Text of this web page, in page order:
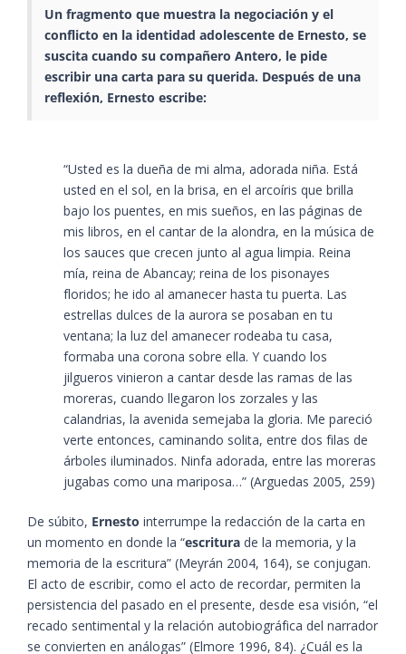
Un fragmento que muestra la negociación y el
conflicto en la identidad adolescente de Ernesto, se
suscita cuando su compañero Antero, le pide
escribir una carta para su querida. Después de una
reflexión, Ernesto escribe:
“Usted es la dueña de mi alma, adorada niña. Está
usted en el sol, en la brisa, en el arcoíris que brilla
bajo los puentes, en mis sueños, en las páginas de
mis libros, en el cantar de la alondra, en la música de
los sauces que crecen junto al agua limpia. Reina
mía, reina de Abancay; reina de los pisonayes
floridos; he ido al amanecer hasta tu puerta. Las
estrellas dulces de la aurora se posaban en tu
ventana; la luz del amanecer rodeaba tu casa,
formaba una corona sobre ella. Y cuando los
jilgueros vinieron a cantar desde las ramas de las
moreras, cuando llegaron los zorzales y las
calandrias, la avenida semejaba la gloria. Me pareció
verte entonces, caminando solita, entre dos filas de
árboles iluminados. Ninfa adorada, entre las moreras
jugabas como una mariposa…” ​(Arguedas 2005, 259)​
De súbito, Ernesto interrumpe la redacción de la carta en
un momento en donde la “escritura de la memoria, y la
memoria de la escritura”​ (Meyrán 2004, 164)​, se conjugan.
El acto de escribir, como el acto de recordar, permiten la
persistencia del pasado en el presente, desde esa visión, “el
recado sentimental y la relación autobiográfica del narrador
se convierten en análogas”​ (Elmore 1996, 84)​. ¿Cuál es la